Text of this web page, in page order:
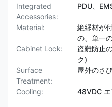
Integrated
Accessories:
PDU、
Material:
絶縁材が
の、単一
Cabinet Lock:
盗難防止
ク)
Surface
Treatment:
屋外のさ
Cooling: 48VDC エ